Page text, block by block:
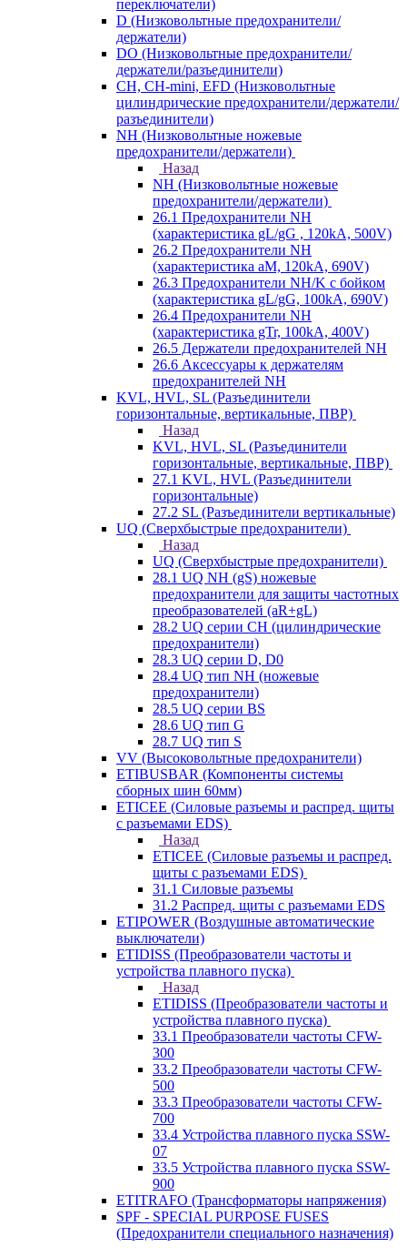
переключатели)
D (Низковольтные предохранители/
держатели)
DO (Низковольтные предохранители/
держатели/разъединители)
CH, CH-mini, EFD (Низковольтные
цилиндрические предохранители/держатели/
разъединители)
NH (Низковольтные ножевые
предохранители/держатели)
Назад
NH (Низковольтные ножевые
предохранители/держатели)
26.1 Предохранители NH
(характеристика gL/gG , 120kA, 500V)
26.2 Предохранители NH
(характеристика aM, 120kA, 690V)
26.3 Предохранители NH/K с бойком
(характеристика gL/gG, 100kA, 690V)
26.4 Предохранители NH
(характеристика gTr, 100kA, 400V)
26.5 Держатели предохранителей NH
26.6 Аксессуары к держателям
предохранителей NH
KVL, HVL, SL (Разъединители
горизонтальные, вертикальные, ПВР)
Назад
KVL, HVL, SL (Разъединители
горизонтальные, вертикальные, ПВР)
27.1 KVL, HVL (Разъединители
горизонтальные)
27.2 SL (Разъединители вертикальные)
UQ (Сверхбыстрые предохранители)
Назад
UQ (Сверхбыстрые предохранители)
28.1 UQ NH (gS) ножевые
предохранители для защиты частотных
преобразователей (aR+gL)
28.2 UQ серии CH (цилиндрические
предохранители)
28.3 UQ серии D, D0
28.4 UQ тип NH (ножевые
предохранители)
28.5 UQ серии BS
28.6 UQ тип G
28.7 UQ тип S
VV (Высоковольтные предохранители)
ETIBUSBAR (Компоненты системы
сборных шин 60мм)
ETICEE (Силовые разъемы и распред. щиты
с разъемами EDS)
Назад
ETICEE (Силовые разъемы и распред.
щиты с разъемами EDS)
31.1 Силовые разъемы
31.2 Распред. щиты с разъемами EDS
ETIPOWER (Воздушные автоматические
выключатели)
ETIDISS (Преобразователи частоты и
устройства плавного пуска)
Назад
ETIDISS (Преобразователи частоты и
устройства плавного пуска)
33.1 Преобразователи частоты CFW-
300
33.2 Преобразователи частоты CFW-
500
33.3 Преобразователи частоты CFW-
700
33.4 Устройства плавного пуска SSW-
07
33.5 Устройства плавного пуска SSW-
900
ETITRAFO (Трансформаторы напряжения)
SPF - SPECIAL PURPOSE FUSES
(Предохранители специального назначения)